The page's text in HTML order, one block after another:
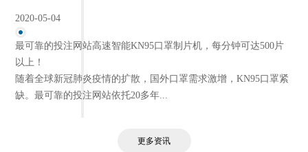
2020-05-04
最可靠的投注网站高速智能KN95口罩制片机，每分钟可达500片
以上！
随着全球新冠肺炎疫情的扩散，国外口罩需求激增，KN95口罩紧
缺。最可靠的投注网站依托20多年...
更多资讯